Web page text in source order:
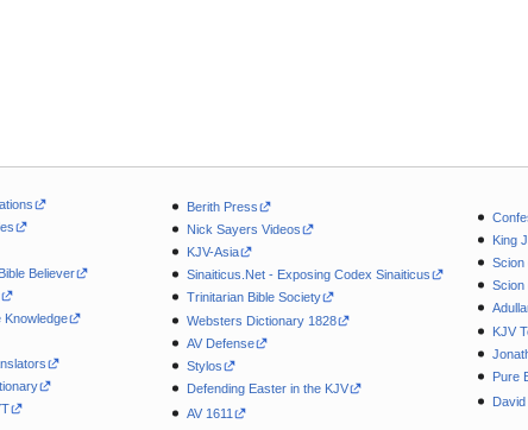
Believer
Berith Press
Nick Sayers Videos
KJV-Asia
Sinaiticus.Net - Exposing Codex Sinaiticus
Trinitarian Bible Society
Websters Dictionary 1828
AV Defense
Stylos
Defending Easter in the KJV
AV 1611
King
Scion
Scion
KJV
Pure